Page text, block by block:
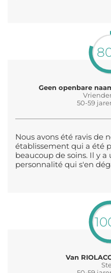
Geen openbare
50-59
Nous avons été ravis de
établissement qui a été
beaucoup de soins. Il y
personnalité qui s'en
Van